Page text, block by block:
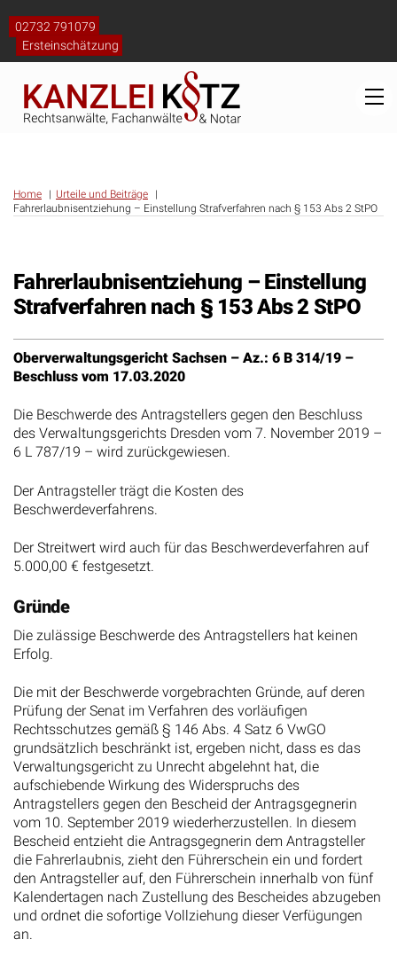
content
02732 791079
Ersteinschätzung
Home
Urteile und Beiträge
Fahrerlaubnisentziehung – Einstellung Strafverfahren nach § 153 Abs 2 StPO
Fahrerlaubnisentziehung – Einstellung
Strafverfahren nach § 153 Abs 2 StPO
Oberverwaltungsgericht Sachsen – Az.: 6 B 314/19 –
Beschluss vom 17.03.2020
Die Beschwerde des Antragstellers gegen den Beschluss
des Verwaltungsgerichts Dresden vom 7. November 2019 –
6 L 787/19 – wird zurückgewiesen.
Der Antragsteller trägt die Kosten des
Beschwerdeverfahrens.
Der Streitwert wird auch für das Beschwerdeverfahren auf
5.000,00 € festgesetzt.
Gründe
Die zulässige Beschwerde des Antragstellers hat keinen
Erfolg.
Die mit der Beschwerde vorgebrachten Gründe, auf deren
Prüfung der Senat im Verfahren des vorläufigen
Rechtsschutzes gemäß § 146 Abs. 4 Satz 6 VwGO
grundsätzlich beschränkt ist, ergeben nicht, dass es das
Verwaltungsgericht zu Unrecht abgelehnt hat, die
aufschiebende Wirkung des Widerspruchs des
Antragstellers gegen den Bescheid der Antragsgegnerin
vom 10. September 2019 wiederherzustellen. In diesem
Bescheid entzieht die Antragsgegnerin dem Antragsteller
die Fahrerlaubnis, zieht den Führerschein ein und fordert
den Antragsteller auf, den Führerschein innerhalb von fünf
Kalendertagen nach Zustellung des Bescheides abzugeben
und ordnet die sofortige Vollziehung dieser Verfügungen
an.